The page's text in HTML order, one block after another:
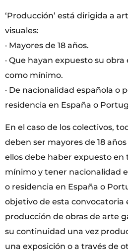
‘Producción’ está dirigida a
visuales:
· Mayores de 18 años.
· Que hayan expuesto su
como mínimo.
· De nacionalidad española o
residencia en España o
En el caso de los colectivos,
deben ser mayores de 18
ellos debe haber expuesto en
mínimo y tener nacionalidad
o residencia en España o
objetivo de esta convocatoria
producción de obras de arte
su continuidad una vez
una exposición o a través de